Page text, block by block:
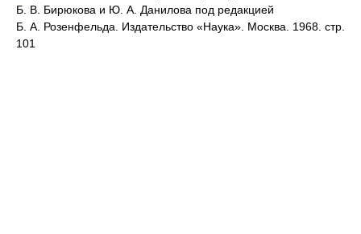
Б. В. Бирюкова и Ю. А. Данилова под редакцией
Б. А. Розенфельда. Издательство «Наука». Москва. 1968. стр.
101